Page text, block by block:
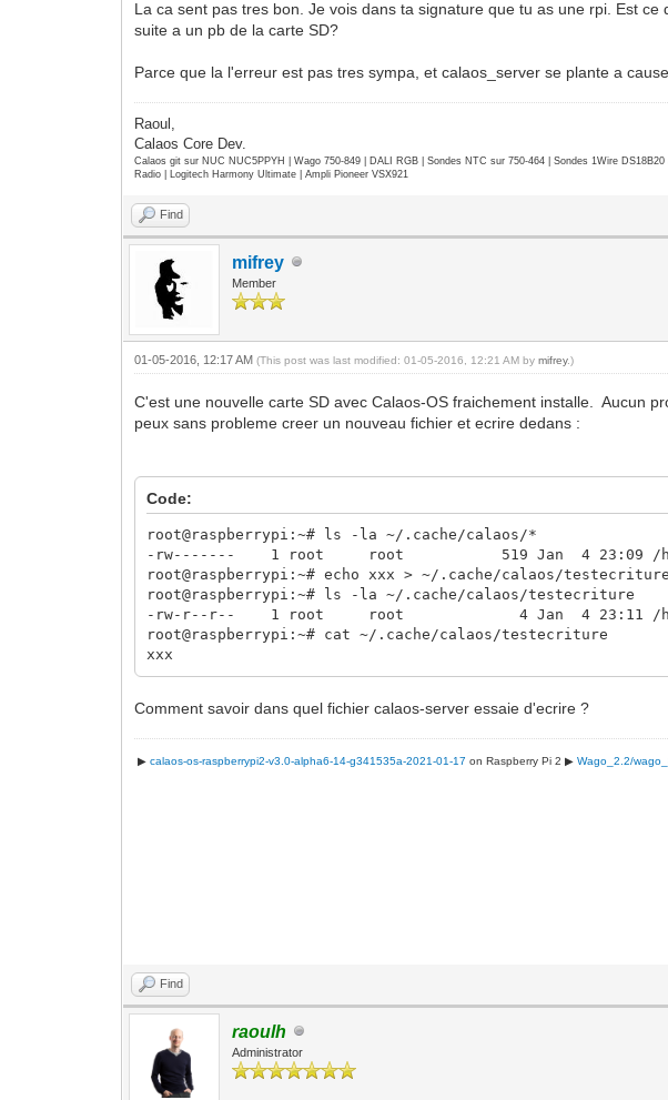
La ca sent pas tres bon. Je vois dans ta signature que tu as une rpi. Est
suite a un pb de la carte SD?
Parce que la l'erreur est pas tres sympa, et calaos_server se plante a cause
Raoul,
Calaos Core Dev.
Calaos git sur NUC NUC5PPYH | Wago 750-849 | DALI RGB | Sondes NTC sur 750-464 | Sondes 1Wire
Radio | Logitech Harmony Ultimate | Ampli Pioneer VSX921
Find
mifrey
Member
01-05-2016, 12:17 AM(This post was last modified: 01-05-2016, 12:21 AM bymifrey.)
C'est une nouvelle carte SD avec Calaos-OS fraichement installe. Aucun
peux sans probleme creer un nouveau fichier et ecrire dedans :
Code:
root@raspberrypi:~# ls -la ~/.cache/calaos/*
-rw------- 1 root root 519 Jan 4 23:09 /home/
root@raspberrypi:~# echo xxx > ~/.cache/calaos/testecriture
root@raspberrypi:~# ls -la ~/.cache/calaos/testecriture
-rw-r--r-- 1 root root 4 Jan 4 23:11 /home/
root@raspberrypi:~# cat ~/.cache/calaos/testecriture
xxx
Comment savoir dans quel fichier calaos-server essaie d'ecrire ?
▶ calaos-os-raspberrypi2-v3.0-alpha6-14-g341535a-2021-01-17 on Raspberry Pi 2 ▶Wago_2.2/
Find
raoulh
Administrator